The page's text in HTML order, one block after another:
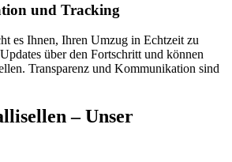
und Tracking
es Ihnen, Ihren Umzug in Echtzeit zu
über den Fortschritt und können
Transparenz und Kommunikation sind
– Unser